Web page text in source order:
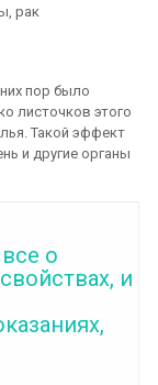
рак
пор было
листочков этого
Такой эффект
и другие органы
о
и